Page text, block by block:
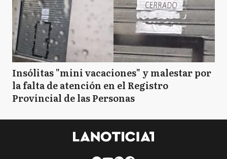
Insólitas "mini vacaciones" y malestar por
la falta de atención en el Registro
Provincial de las Personas